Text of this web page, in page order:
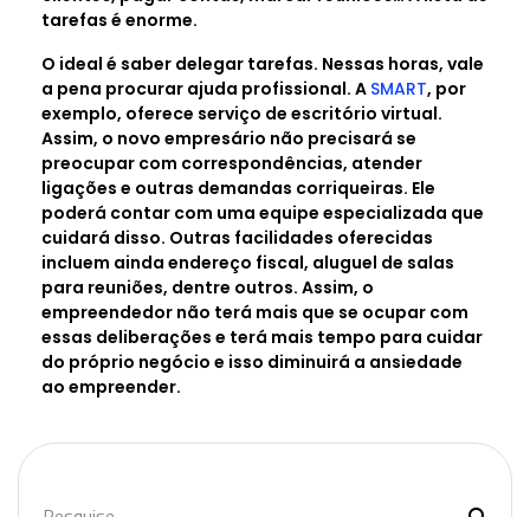
tarefas é enorme.
O ideal é saber delegar tarefas. Nessas horas, vale
a pena procurar ajuda profissional. A SMART, por
exemplo, oferece serviço de escritório virtual.
Assim, o novo empresário não precisará se
preocupar com correspondências, atender
ligações e outras demandas corriqueiras. Ele
poderá contar com uma equipe especializada que
cuidará disso. Outras facilidades oferecidas
incluem ainda endereço fiscal, aluguel de salas
para reuniões, dentre outros. Assim, o
empreendedor não terá mais que se ocupar com
essas deliberações e terá mais tempo para cuidar
do próprio negócio e isso diminuirá a ansiedade
ao empreender.